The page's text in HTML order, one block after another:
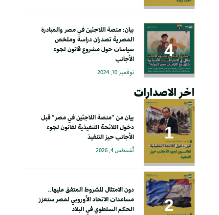
بيان: منصة اللاجئين في مصر والمبادرة
المصرية تصدران دراسة وملخص
سياسات حول مشروع قانون لجوء
الأجانب
نوفمبر 10, 2024
اخر الاصدارات
بيان من “منصة اللاجئين في مصر” قبل
دخول اللائحة التنفيذية لقانون لجوء
الأجانب حيز التنفيذ
أغسطس 4, 2026
دون الامتثال للشروط المتفق عليها..
مساعدات الاتحاد الأوروبي لمصر ستعزز
الحكم السلطوي في البلاد